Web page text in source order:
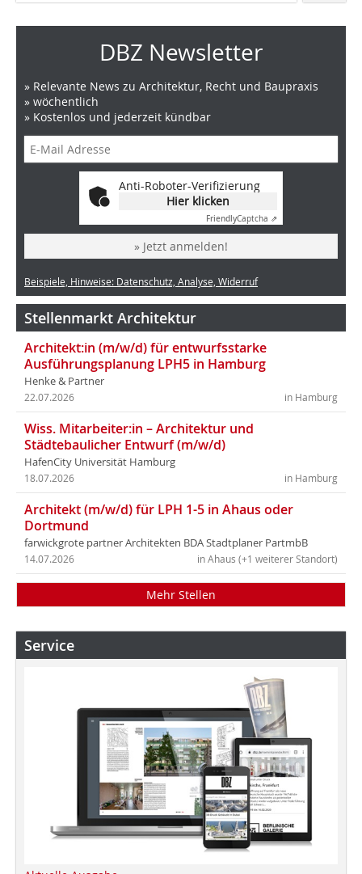
DBZ Newsletter
» Relevante News zu Architektur, Recht und Baupraxis
» wöchentlich
» Kostenlos und jederzeit kündbar
Anti-Roboter-Verifizierung
Hier klicken
FriendlyCaptcha ⇗
» Jetzt anmelden!
Beispiele, Hinweise: Datenschutz, Analyse, Widerruf
Stellenmarkt Architektur
Architekt:in (m/w/d) für entwurfsstarke
Ausführungsplanung LPH5 in Hamburg
Henke & Partner
in Hamburg
22.07.2026
Wiss. Mitarbeiter:in – Architektur und
Städtebaulicher Entwurf (m/w/d)
HafenCity Universität Hamburg
in Hamburg
18.07.2026
Architekt (m/w/d) für LPH 1-5 in Ahaus oder
Dortmund
farwickgrote partner Architekten BDA Stadtplaner PartmbB
in Ahaus (+1 weiterer Standort)
14.07.2026
Mehr Stellen
Service